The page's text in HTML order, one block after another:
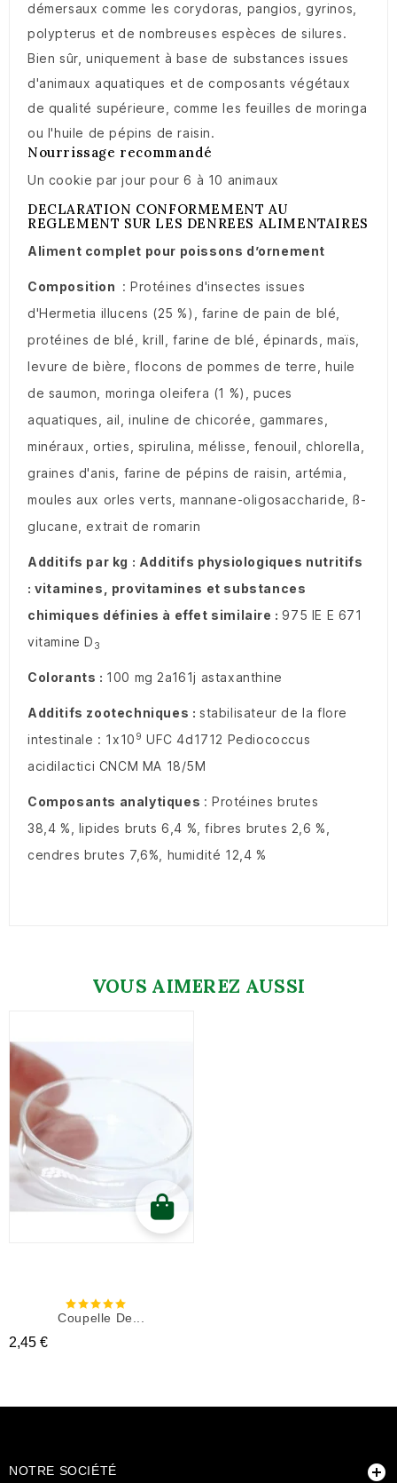
démersaux comme les corydoras, pangios, gyrinos,
polypterus et de nombreuses espèces de silures.
Bien sûr, uniquement à base de substances issues
d'animaux aquatiques et de composants végétaux
de qualité supérieure, comme les feuilles de moringa
ou l'huile de pépins de raisin.
Nourrissage recommandé
Un cookie par jour pour 6 à 10 animaux
DECLARATION CONFORMEMENT AU
REGLEMENT SUR LES DENREES ALIMENTAIRES
Aliment complet pour poissons d’ornement
Composition : Protéines d'insectes issues
d'Hermetia illucens (25 %), farine de pain de blé,
protéines de blé, krill, farine de blé, épinards, maïs,
levure de bière, flocons de pommes de terre, huile
de saumon, moringa oleifera (1 %), puces
aquatiques, ail, inuline de chicorée, gammares,
minéraux, orties, spirulina, mélisse, fenouil, chlorella,
graines d'anis, farine de pépins de raisin, artémia,
moules aux orles verts, mannane-oligosaccharide, ß-
glucane, extrait de romarin
Additifs par kg : Additifs physiologiques nutritifs
: vitamines, provitamines et substances
chimiques définies à effet similaire :975 IE E 671
vitamine D 3
Colorants : 100 mg 2a161j astaxanthine
Additifs zootechniques : stabilisateur de la flore
intestinale : 1x10 9 UFC 4d1712 Pediococcus
acidilactici CNCM MA 18/5M
Composants analytiques : Protéines brutes
38,4 %, lipides bruts 6,4 %, fibres brutes 2,6 %,
cendres brutes 7,6%, humidité 12,4 %
VOUS AIMEREZ AUSSI
Coupelle De...
Prix
2,45 €
NOTRE SOCIÉTÉ 